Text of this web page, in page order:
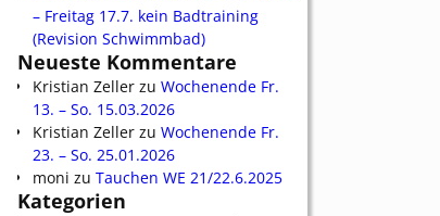
– Freitag 17.7. kein Badtraining
(Revision Schwimmbad)
Neueste Kommentare
Kristian Zeller zu Wochenende Fr.
13. – So. 15.03.2026
Kristian Zeller zu Wochenende Fr.
23. – So. 25.01.2026
moni zu Tauchen WE 21/22.6.2025
Kategorien